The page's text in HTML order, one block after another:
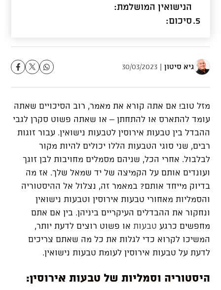
גיא סיטון 30/03/2023
מזל טוב! אם אתה קורא את מאמר, רוב הסיכויים שאתה
עומד להתארס או להתחתן – או שאתה פשוט סקרן לגבי
ההבדל בין טבעות אירוסין לטבעות נישואין. עבור זוגות
רבים, שני סוגי הטבעות הללו יכולים להיות מקור
לבלבול. אחרי הכל, שניהם מסמלים מחויבות לבן זוגך
ועונדים אותם על הקמיצה של יד שמאל שלך. אז מה
בדיוק מייחד אותם? במאמר זה, נצלול אל ההיסטוריה
והסמליות מאחורי טבעות אירוסין וטבעות נישואין
ונחקור את ההבדלים העיקריים ביניהן. בין אם אתם
מחפשים כרגע טבעות או פשוט רוצים לדעת יותר,
המשיכו לקרוא כדי לגלות את כל מה שאתם צריכים
לדעת על טבעות אירוסין לעומת טבעות נישואין.
היסטוריה וסמליות של טבעות אירוסין:
הנישואין המושלמת:
סיכום: